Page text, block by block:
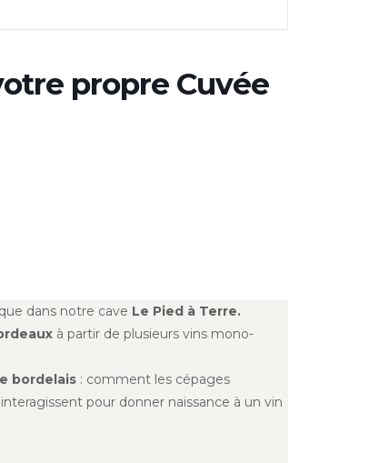
propre Cuvée
dans notre cave Le Pied à Terre.
à partir de plusieurs vins mono-
bordelais: comment les cépages
pour donner naissance à un vin